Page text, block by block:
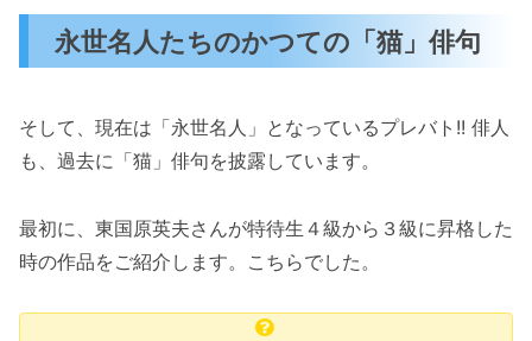
永世名人たちのかつての「猫」俳句
そして、現在は「永世名人」となっているプレバト!! 俳人
も、過去に「猫」俳句を披露しています。
最初に、東国原英夫さんが特待生４級から３級に昇格した
時の作品をご紹介します。こちらでした。